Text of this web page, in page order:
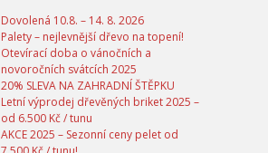
Dovolená 10.8. – 14. 8. 2026
Palety – nejlevnější dřevo na topení!
Otevírací doba o vánočních a
novoročních svátcích 2025
20% SLEVA NA ZAHRADNÍ ŠTĚPKU
Letní výprodej dřevěných briket 2025 –
od 6.500 Kč / tunu
AKCE 2025 – Sezonní ceny pelet od